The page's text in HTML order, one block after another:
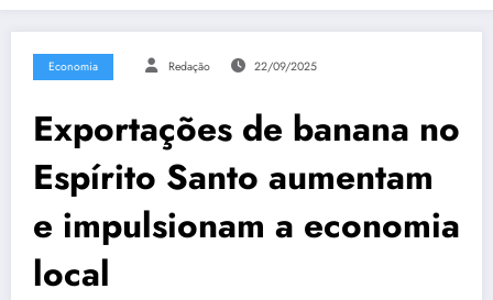
Economia Redação 22/09/2025
Exportações de banana no
Espírito Santo aumentam
e impulsionam a economia
local